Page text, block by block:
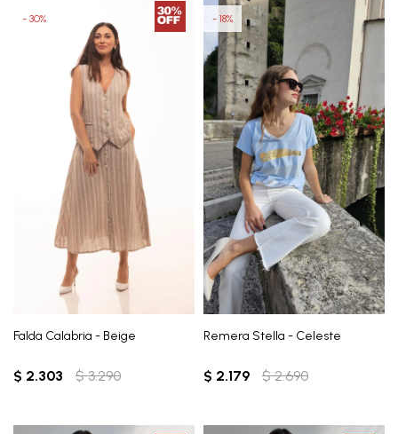
Falda Calabria - Beige
$ 2.303 $ 3.290
30
Remera Stella - Celeste
$ 2.179 $ 2.690
18